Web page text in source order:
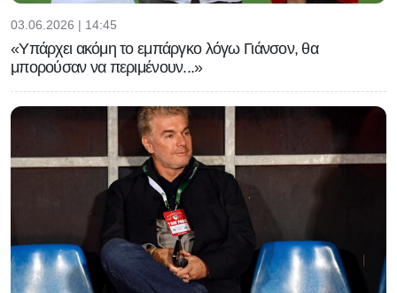
03.06.2026 | 14:45
«Υπάρχει ακόμη το εμπάργκο λόγω Γιάνσον, θα
μπορούσαν να περιμένουν...»